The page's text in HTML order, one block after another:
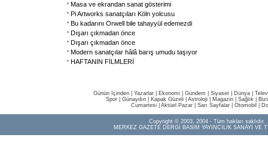
Masa ve ekrandan sanat gösterimi
Pi Artworks sanatçıları Köln yolcusu
Bu kadarını Orwell bile tahayyül edemezdi
Dışarı çıkmadan önce
Dışarı çıkmadan önce
Modern sanatçılar hâlâ barış umudu taşıyor
HAFTANIN FİLMLERİ
Günün İçinden Yazarlar Ekonomi Gündem Siyaset Dünya |
Spor
Günaydın Kapak Güzeli Astroloji Magazin Sağlık
Cumartesi| Aktüel Pazar| Sarı Sayfalar| Otomobil
Copyright © 2003, 2004 - Tüm hakları saklıdır.
MERKEZ GAZETE DERGİ BASIM YAYINCILIK SANAYİ VE